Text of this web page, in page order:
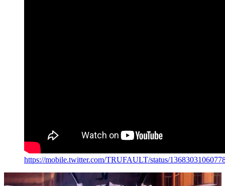
https://mobile.twitter.com/TRUFAULT/status/